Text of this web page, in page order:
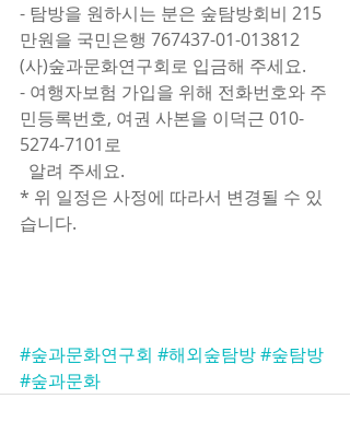
- 탐방을 원하시는 분은 숲탐방회비 215
만원을 국민은행 767437-01-013812
(사)숲과문화연구회로 입금해 주세요.
- 여행자보험 가입을 위해 전화번호와 주
민등록번호, 여권 사본을 이덕근 010-
5274-7101로
  알려 주세요.
* 위 일정은 사정에 따라서 변경될 수 있
습니다.
#숲과문화연구회 #해외숲탐방#숲탐방
#숲과문화